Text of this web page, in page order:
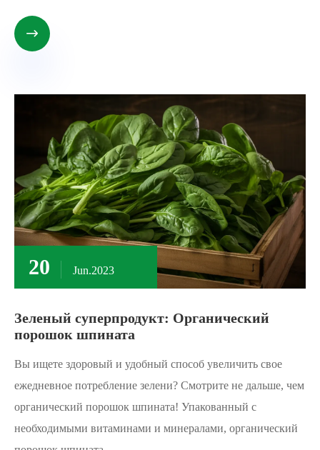

20 Jun.2023
Зеленый суперпродукт: Органический
порошок шпината
Вы ищете здоровый и удобный способ увеличить свое
ежедневное потребление зелени? Смотрите не дальше, чем
органический порошок шпината! Упакованный с
необходимыми витаминами и минералами, органический